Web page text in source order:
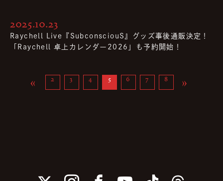
2025.10.23
Raychell Live『SubconsciouS』グッズ事後通販決定！
「Raychell 卓上カレンダー2026」も予約開始！
« 2 3 4 5 6 7 8 »